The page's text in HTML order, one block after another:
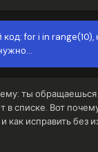
код: for i in
ты обращаешься
в списке. Вот
как исправить без